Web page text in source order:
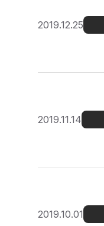
2019.12.25
2019.11.14
2019.10.01